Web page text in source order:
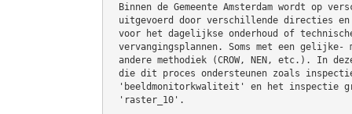
Binnen de Gemeente Amsterdam wordt op
uitgevoerd door verschillende directies
voor het dagelijkse onderhoud of
vervangingsplannen. Soms met een gelijke-
andere methodiek (CROW, NEN, etc.). In
die dit proces ondersteunen zoals
'beeldmonitorkwaliteit' en het inspectie
'raster_10'.